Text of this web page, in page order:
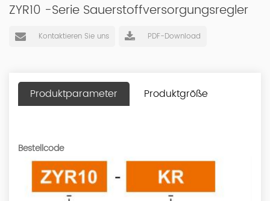
ZYR10 -Serie Sauerstoffversorgungsregler
Kontaktieren Sie uns PDF-Download
Produktparameter Produktgröße
Bestellcode